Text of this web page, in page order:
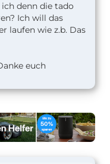
denn die tado
Ich will das
laufen wie z.b. Das
euch